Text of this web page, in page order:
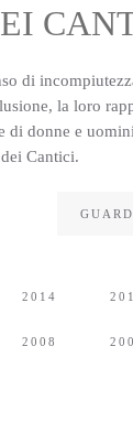
di
la loro
di donne e
Cantici.
2014
2008